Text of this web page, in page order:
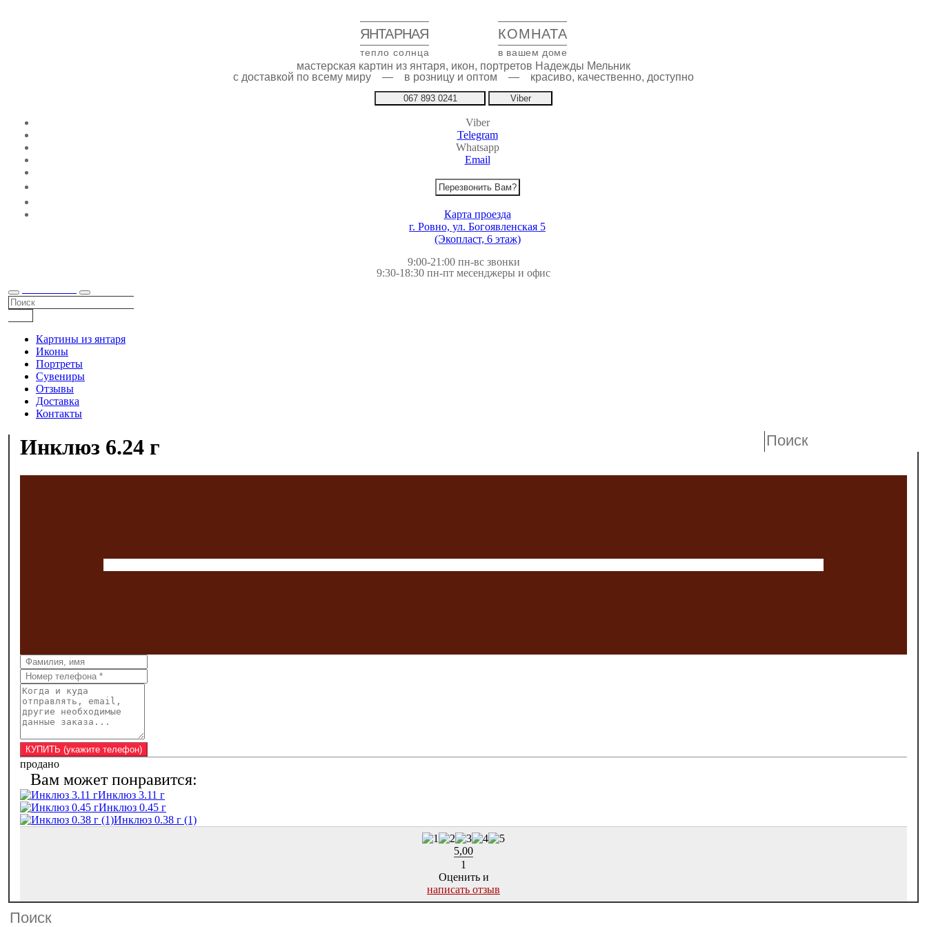
ЯНТАРНАЯ КОМНАТА
тепло солнца в вашем доме
мастерская картин из янтаря, икон, портретов Надежды Мельник
с доставкой по всему миру — в розницу и оптом — красиво, качественно, доступно
067 893 0241 Viber
Viber
Telegram
Whatsapp
Email
Перезвонить Вам?
Карта проезда
г. Ровно, ул. Богоявленская 5
(Экопласт, 6 этаж)
9:00-21:00 пн-вс звонки
9:30-18:30 пн-пт месенджеры и офис
Картины из янтаря
Иконы
Портреты
Сувениры
Отзывы
Доставка
Контакты
Инклюз 6.24 г
продано
Инклюз 3.11 г
Инклюз 0.45 г
Инклюз 0.38 г (1)
5,00
1
Оценить и
написать отзыв